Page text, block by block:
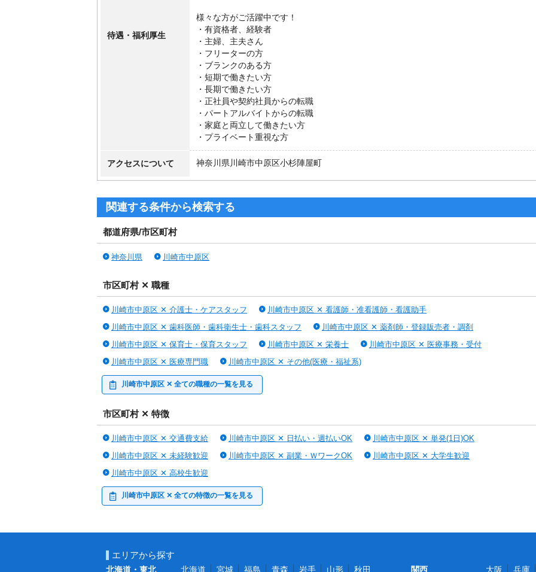
待遇・福利厚生
様々な方がご活躍中です！
・有資格者、経験者
・主婦、主夫さん
・フリーターの方
・ブランクのある方
・短期で働きたい方
・長期で働きたい方
・正社員や契約社員からの転職
・パートアルバイトからの転職
・家庭と両立して働きたい方
・プライベート重視な方
アクセスについて 神奈川県川崎市中原区小杉陣屋町
関連する条件から検索する
都道府県/市区町村
神奈川県 川崎市中原区
市区町村 ✕ 職種
川崎市中原区 ✕ 介護士・ケアスタッフ
川崎市中原区 ✕ 看護師・准看護師・看護助手
川崎市中原区 ✕ 歯科医師・歯科衛生士・歯科スタッフ
川崎市中原区 ✕ 薬剤師・登録販売者・調剤
川崎市中原区 ✕ 保育士・保育スタッフ
川崎市中原区 ✕ 栄養士
川崎市中原区 ✕ 医療事務・受付
川崎市中原区 ✕ 医療専門職
川崎市中原区 ✕ その他(医療・福祉系)
川崎市中原区 ✕ 全ての職種の一覧を見る
市区町村 ✕ 特徴
川崎市中原区 ✕ 交通費支給 川崎市中原区 ✕ 日払い・週払いOK
川崎市中原区 ✕ 単発(1日)OK
川崎市中原区 ✕ 未経験歓迎
川崎市中原区 ✕ 副業・ＷワークOK
川崎市中原区 ✕ 大学生歓迎
川崎市中原区 ✕ 高校生歓迎
川崎市中原区 ✕ 全ての特徴の一覧を見る
エリアから探す
北海道・東北 北海道 宮城 福島 青森 岩手 山形 秋田 関西 大阪 兵庫